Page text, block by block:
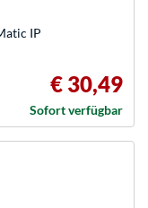
IP
€ 30,49
Sofort verfügbar